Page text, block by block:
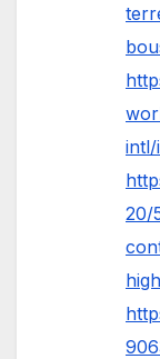
intl/
20/